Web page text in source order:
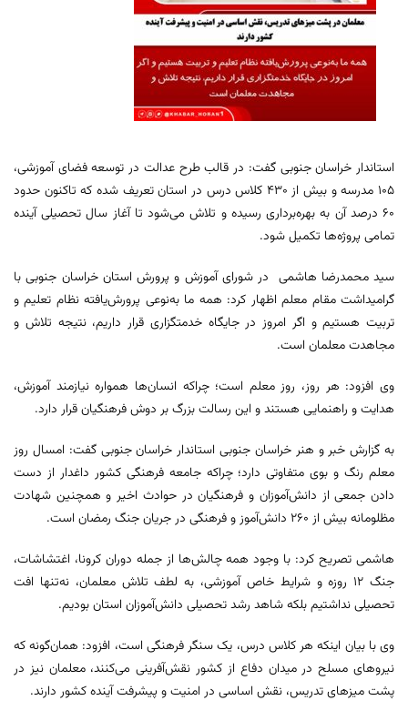
استاندار خراسان جنوبی گفت: در قالب طرح عدالت در توسعه فضای آموزشی،
۱۰۵ مدرسه و بیش از ۴۳۰ کلاس درس در استان تعریف شده که تاکنون حدود
۶۰ درصد آن به بهره‌برداری رسیده و تلاش می‌شود تا آغاز سال تحصیلی آینده
تمامی پروژه‌ها تکمیل شود.
سید محمدرضا هاشمی در شورای آموزش و پرورش استان خراسان جنوبی با
گرامیداشت مقام معلم اظهار کرد: همه ما به‌نوعی پرورش‌یافته نظام تعلیم و
تربیت هستیم و اگر امروز در جایگاه خدمتگزاری قرار داریم، نتیجه تلاش و
مجاهدت معلمان است.
وی افزود: هر روز، روز معلم است؛ چراکه انسان‌ها همواره نیازمند آموزش،
هدایت و راهنمایی هستند و این رسالت بزرگ بر دوش فرهنگیان قرار دارد.
به گزارش خبر و هنر خراسان جنوبی استاندار خراسان جنوبی گفت: امسال روز
معلم رنگ و بوی متفاوتی دارد؛ چراکه جامعه فرهنگی کشور داغدار از دست
دادن جمعی از دانش‌آموزان و فرهنگیان در حوادث اخیر و همچنین شهادت
مظلومانه بیش از ۲۶۰ دانش‌آموز و فرهنگی در جریان جنگ رمضان است.
هاشمی تصریح کرد: با وجود همه چالش‌ها از جمله دوران کرونا، اغتشاشات،
جنگ ۱۲ روزه و شرایط خاص آموزشی، به لطف تلاش معلمان، نه‌تنها افت
تحصیلی نداشتیم بلکه شاهد رشد تحصیلی دانش‌آموزان استان بودیم.
وی با بیان اینکه هر کلاس درس، یک سنگر فرهنگی است، افزود: همان‌گونه که
نیروهای مسلح در میدان دفاع از کشور نقش‌آفرینی می‌کنند، معلمان نیز در
پشت میزهای تدریس، نقش اساسی در امنیت و پیشرفت آینده کشور دارند.